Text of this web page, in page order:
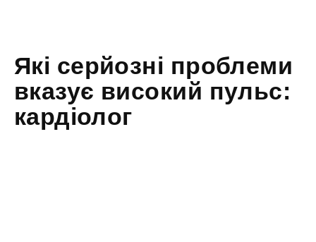
Які серйозні проблеми
вказує високий пульс:
кардіолог